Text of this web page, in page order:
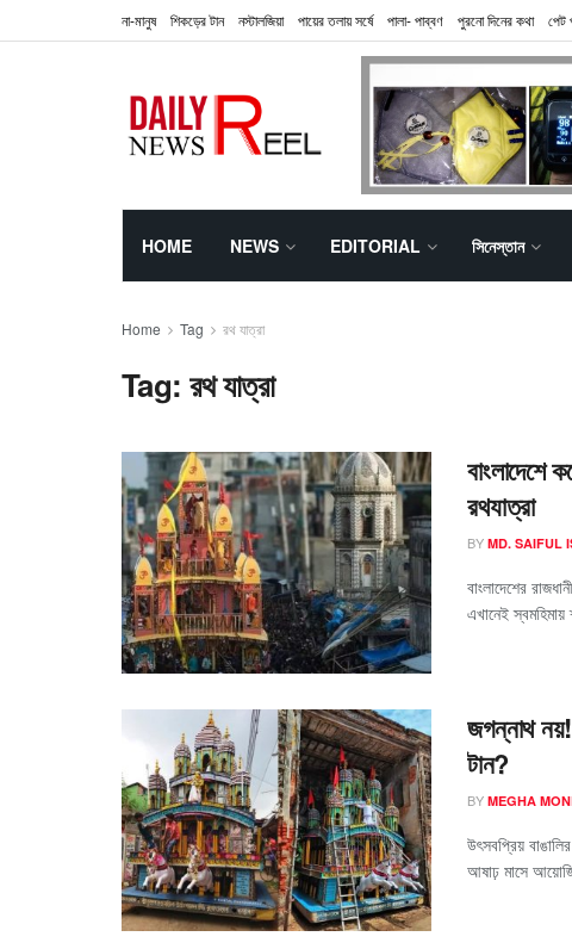
না-মানুষ শিকড়ের টান নস্টালজিয়া পায়ের তলায় সর্ষে পালা- পাব্বণ পুরনো দিনের কথা পেট
HOME NEWS EDITORIAL সিনেস্তান
Home Tag রথ যাত্রা
Tag:রথ যাত্রা
বাংলাদেশে
রথযাত্রা
BY MD. SAIFUL
বাংলাদেশের
এখানেই
জগন্নাথ নয়!
টান?
BY MEGHA
উৎসবপ্রিয়
আষাঢ় মাসে